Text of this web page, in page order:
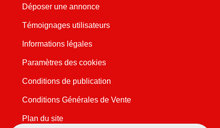
Déposer une annonce
Témoignages utilisateurs
Informations légales
Paramètres des cookies
Conditions de publication
Conditions Générales de Vente
Plan du site